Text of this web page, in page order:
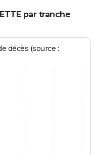
par tranche
décès (source :